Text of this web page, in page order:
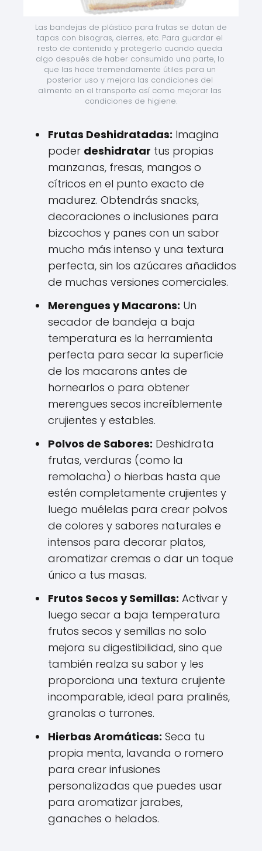
Las bandejas de plástico para frutas se dotan de
tapas con bisagras, cierres, etc. Para guardar el
resto de contenido y protegerlo cuando queda
algo después de haber consumido una parte, lo
que las hace tremendamente útiles para un
posterior uso y mejora las condiciones del
alimento en el transporte así como mejorar las
condiciones de higiene.
Frutas Deshidratadas: Imagina
poder deshidratar tus propias
manzanas, fresas, mangos o
cítricos en el punto exacto de
madurez. Obtendrás snacks,
decoraciones o inclusiones para
bizcochos y panes con un sabor
mucho más intenso y una textura
perfecta, sin los azúcares añadidos
de muchas versiones comerciales.
Merengues y Macarons: Un
secador de bandeja a baja
temperatura es la herramienta
perfecta para secar la superficie
de los macarons antes de
hornearlos o para obtener
merengues secos increíblemente
crujientes y estables.
Polvos de Sabores: Deshidrata
frutas, verduras (como la
remolacha) o hierbas hasta que
estén completamente crujientes y
luego muélelas para crear polvos
de colores y sabores naturales e
intensos para decorar platos,
aromatizar cremas o dar un toque
único a tus masas.
Frutos Secos y Semillas: Activar y
luego secar a baja temperatura
frutos secos y semillas no solo
mejora su digestibilidad, sino que
también realza su sabor y les
proporciona una textura crujiente
incomparable, ideal para pralinés,
granolas o turrones.
Hierbas Aromáticas: Seca tu
propia menta, lavanda o romero
para crear infusiones
personalizadas que puedes usar
para aromatizar jarabes,
ganaches o helados.